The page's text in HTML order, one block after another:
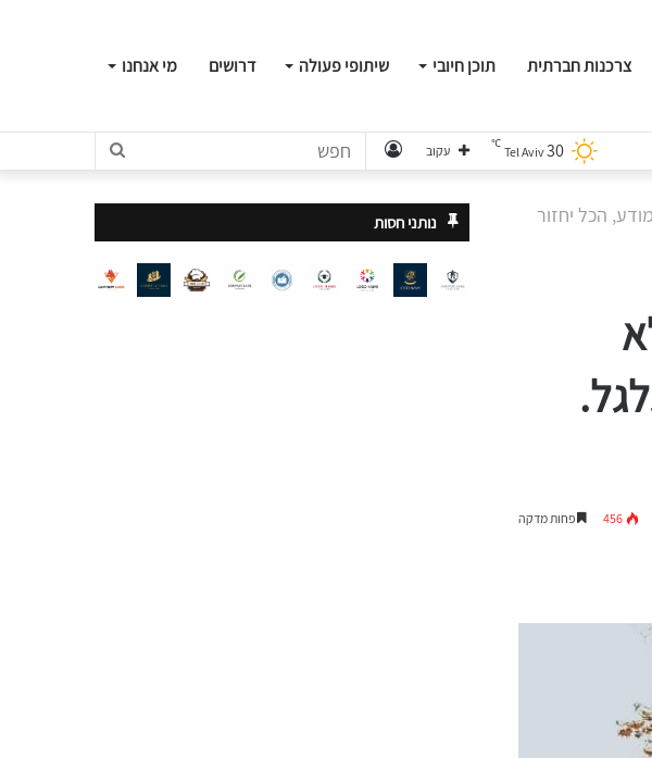
צרכנות חברתית תוכן חיובי שיתופי פעולה דרושים מי אנחנו
חפש התחבר עקוב Tel Aviv30
℃
הכל יחזור
456 פחות מדקה
נותני חסות